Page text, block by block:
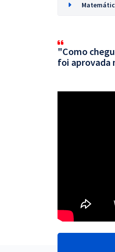
"Como
foi aprovada